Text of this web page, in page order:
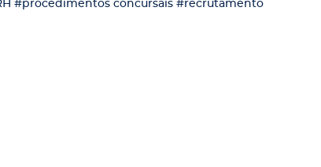
#procedimentos concursais #recrutamento